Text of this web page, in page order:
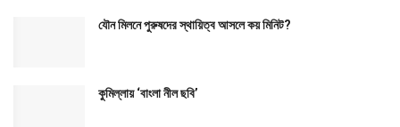
যৌন মিলনে পুরুষদের স্থায়িত্ব আসলে কয় মিনিট?
কুমিল্লায় ‘বাংলা নীল ছবি’